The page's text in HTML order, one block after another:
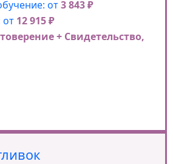
от3 843 ₽
от 12 915 ₽
+ Свидетельство,